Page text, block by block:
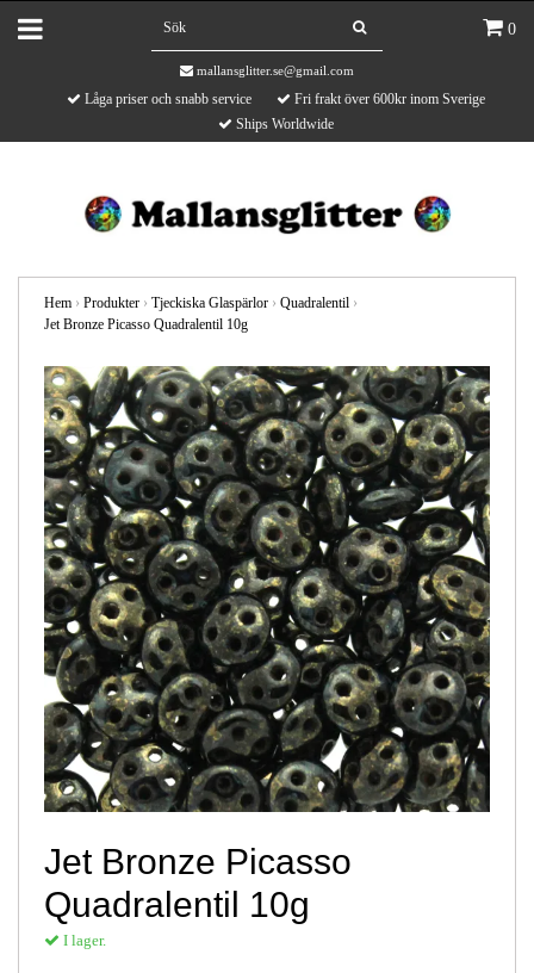
0
mallansglitter.se@gmail.com
Låga priser och snabb service
Fri frakt över 600kr inom Sverige
Ships Worldwide
Hem › Produkter › Tjeckiska Glaspärlor › Quadralentil ›
Jet Bronze Picasso Quadralentil 10g
Jet Bronze Picasso
Quadralentil 10g
I lager.